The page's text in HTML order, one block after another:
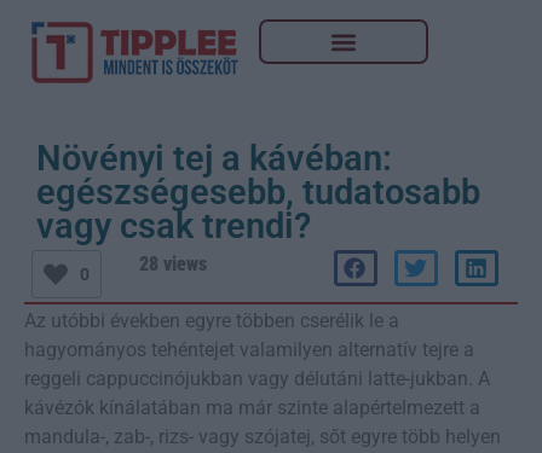
Növényi tej a kávéban:
egészségesebb, tudatosabb
vagy csak trendi?
0 28 views
Az utóbbi években egyre többen cserélik le a
hagyományos tehéntejet valamilyen alternatív tejre a
reggeli cappuccinójukban vagy délutáni latte-jukban. A
kávézók kínálatában ma már szinte alapértelmezett a
mandula-, zab-, rizs- vagy szójatej, sőt egyre több helyen